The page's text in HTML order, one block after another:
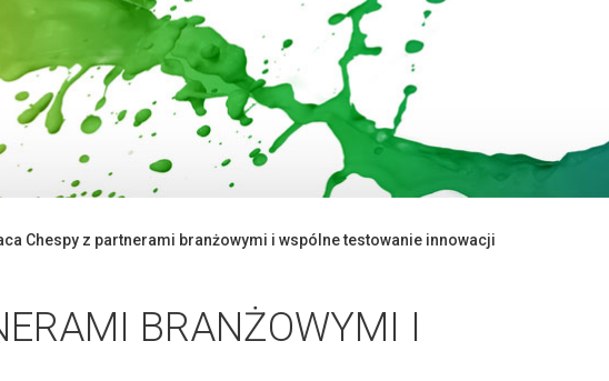
Chespy z partnerami branżowymi i wspólne testowanie innowacji
BRANŻOWYMI I